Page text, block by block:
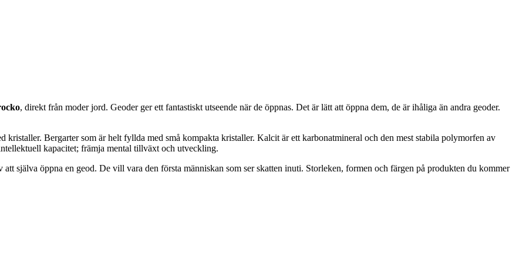
, direkt från moder jord. Geoder ger ett fantastiskt utseende när de öppnas. Det är lätt att öppna dem, de är ihåliga än andra geoder.
kristaller. Bergarter som är helt fyllda med små kompakta kristaller. Kalcit är ett karbonatmineral och den mest stabila polymorfen av
kapacitet; främja mental tillväxt och utveckling.
själva öppna en geod. De vill vara den första människan som ser skatten inuti. Storleken, formen och färgen på produkten du kommer